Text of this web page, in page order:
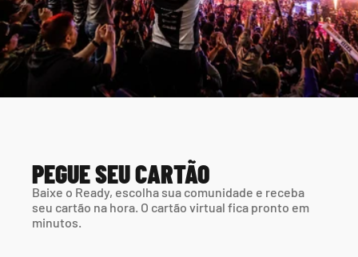
PEGUE SEU CARTÃO
Baixe o Ready, escolha sua comunidade e receba
seu cartão na hora. O cartão virtual fica pronto em
minutos.